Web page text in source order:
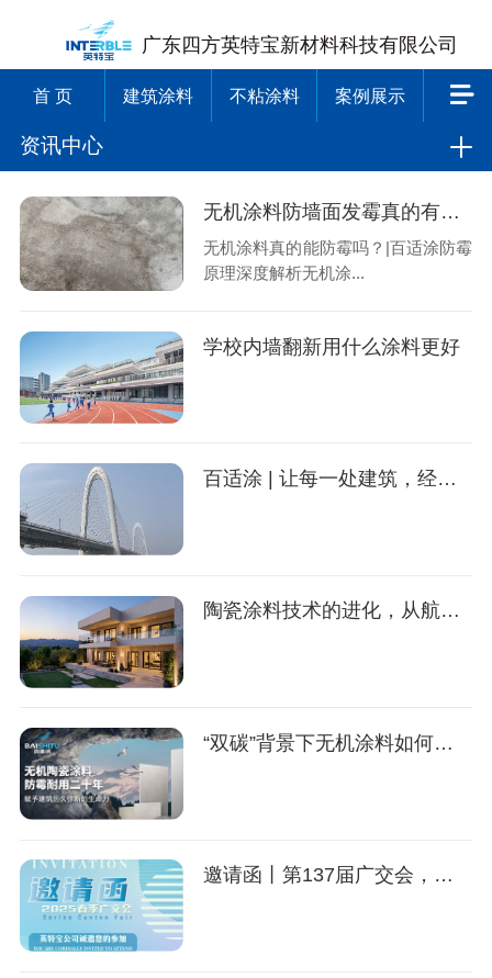
广东四方英特宝新材料科技有限公司
首 页 建筑涂料 不粘涂料 案例展示
资讯中心
无机涂料防墙面发霉真的有效吗？
无机涂料真的能防霉吗？|百适涂防霉
原理深度解析无机涂...
学校内墙翻新用什么涂料更好
百适涂 | 让每一处建筑，经得起时间与自然的考验！
陶瓷涂料技术的进化，从航天领域到建筑领域
“双碳”背景下无机涂料如何赋能绿色建筑发展？
邀请函丨第137届广交会，英特宝期待与您相约广州！